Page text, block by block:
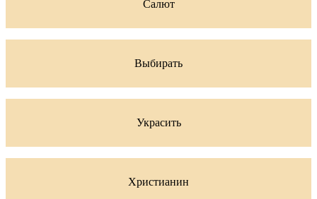
Салют
Выбирать
Украсить
Христианин